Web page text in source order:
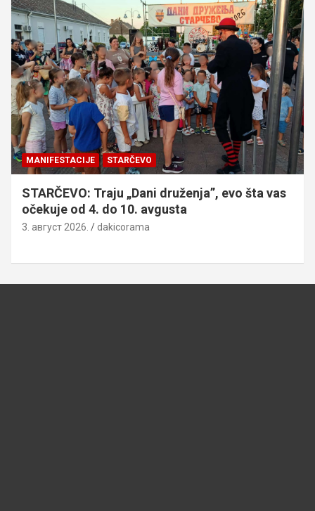
MANIFESTACIJE STARČEVO
STARČEVO: Traju „Dani druženja”, evo šta vas
očekuje od 4. do 10. avgusta
3. август 2026. dakicorama